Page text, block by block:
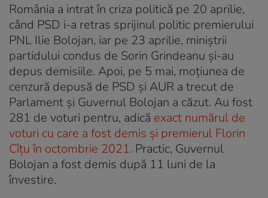
România a intrat în criza politică pe 20 aprilie,
când PSD i-a retras sprijinul politic premierului
PNL Ilie Bolojan, iar pe 23 aprilie, miniștrii
partidului condus de Sorin Grindeanu și-au
depus demisiile. Apoi, pe 5 mai, moțiunea de
cenzură depusă de PSD și AUR a trecut de
Parlament și Guvernul Bolojan a căzut. Au fost
281 de voturi pentru, adică exact numărul de
voturi cu care a fost demis și premierul Florin
Cîțu în octombrie 2021. Practic, Guvernul
Bolojan a fost demis după 11 luni de la
învestire.